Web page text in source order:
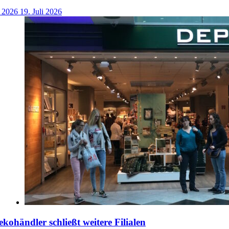
19. Juli 2026
schließt weitere Filialen